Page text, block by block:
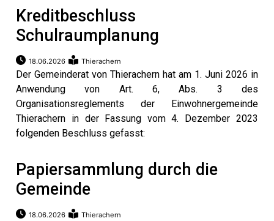
Kreditbeschluss
Schulraumplanung
18.06.2026 Thierachern
Der Gemeinderat von Thierachern hat am 1. Juni 2026 in
Anwendung von Art. 6, Abs. 3 des
Organisationsreglements der Einwohnergemeinde
Thierachern in der Fassung vom 4. Dezember 2023
folgenden Beschluss gefasst:
Papiersammlung durch die
Gemeinde
18.06.2026 Thierachern